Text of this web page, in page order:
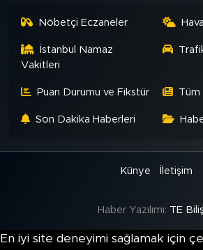
Nöbetçi Eczaneler
İstanbul Namaz
Vakitleri
Puan Durumu ve Fikstür Tüm
Son Dakika Haberleri
Künye İletişim
Haber Yazılımı: TE
En iyi site deneyimi sağlamak için